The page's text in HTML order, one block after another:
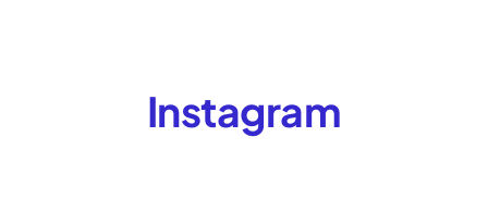
Instagram